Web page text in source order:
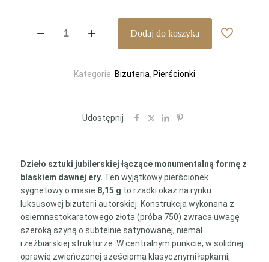
Złoty
Pierścionek
Europejski
(Złoto
Próby
750)
Dodaj do koszyka
Kategorie: Biżuteria, Pierścionki
Udostępnij
Dzieło sztuki jubilerskiej łączące monumentalną formę z
blaskiem dawnej ery. Ten wyjątkowy pierścionek
sygnetowy o masie 8,15 g to rzadki okaz na rynku
luksusowej biżuterii autorskiej. Konstrukcja wykonana z
osiemnastokaratowego złota (próba 750) zwraca uwagę
szeroką szyną o subtelnie satynowanej, niemal
rzeźbiarskiej strukturze. W centralnym punkcie, w solidnej
oprawie zwieńczonej sześcioma klasycznymi łapkami,